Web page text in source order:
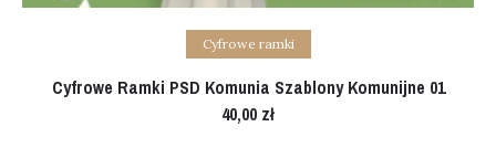
Add to cart
Cyfrowe ramki
Cyfrowe Ramki PSD Komunia Szablony Komunijne 01
40,00 zł